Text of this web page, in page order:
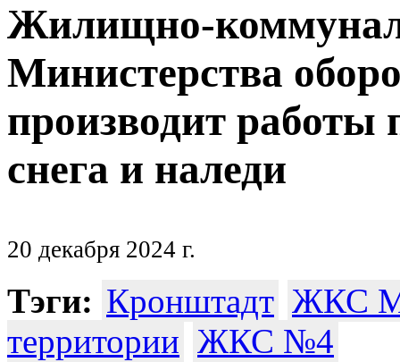
Жилищно-
Министерства
производит работы
снега и наледи
20 декабря 2024 г.
Тэги: Кронштадт ЖКС
территории ЖКС №4